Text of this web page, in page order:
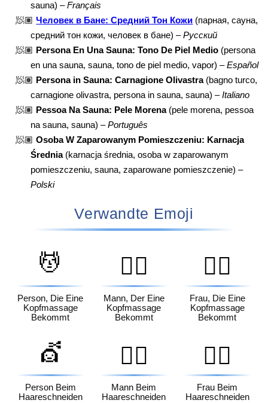
sauna) –Français
🧖🏽 Человек в Бане: Средний Тон Кожи (парная, сауна,
средний тон кожи, человек в бане) –Русский
🧖🏽 Persona En Una Sauna: Tono De Piel Medio (persona
en una sauna, sauna, tono de piel medio, vapor) –Español
🧖🏽 Persona in Sauna: Carnagione Olivastra(bagno turco,
carnagione olivastra, persona in sauna, sauna) –Italiano
🧖🏽 Pessoa Na Sauna: Pele Morena(pele morena, pessoa
na sauna, sauna) –Português
🧖🏽 Osoba W Zaparowanym Pomieszczeniu: Karnacja
Średnia(karnacja średnia, osoba w zaparowanym
pomieszczeniu, sauna, zaparowane pomieszczenie) –
Polski
Verwandte Emoji
💆
Person, Die Eine
Kopfmassage
Bekommt
💆‍♂️
Mann, Der Eine
Kopfmassage
Bekommt
💆‍♀️
Frau, Die Eine
Kopfmassage
Bekommt
💇
Person Beim
Haareschneiden
💇‍♂️
Mann Beim
Haareschneiden
💇‍♀️
Frau Beim
Haareschneiden